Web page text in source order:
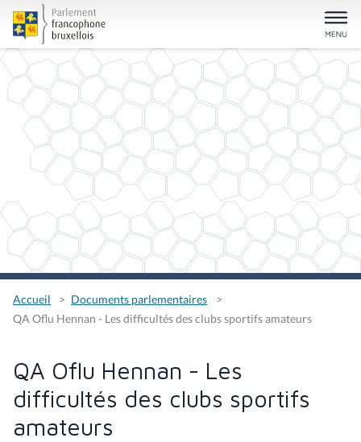
Accueil
Documents parlementaires
QA Oflu Hennan - Les difficultés des clubs sportifs amateurs
QA Oflu Hennan - Les
difficultés des clubs sportifs
amateurs